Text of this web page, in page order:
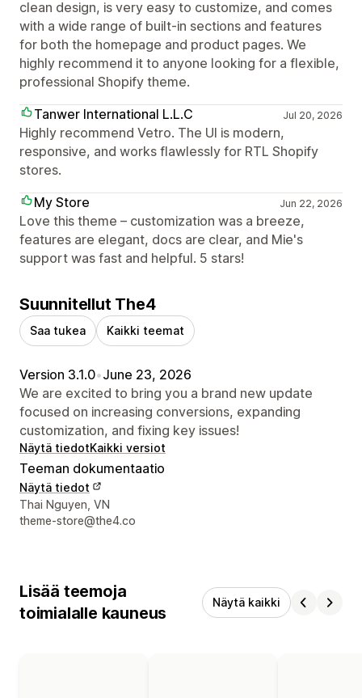
clean design, is very easy to customize, and comes
with a wide range of built-in sections and features
for both the homepage and product pages. We
highly recommend it to anyone looking for a flexible,
professional Shopify theme.
Tanwer International L.L.C
Jul 20, 2026
Highly recommend Vetro. The UI is modern,
responsive, and works flawlessly for RTL Shopify
stores.
My Store
Jun 22, 2026
Love this theme – customization was a breeze,
features are elegant, docs are clear, and Mie's
support was fast and helpful. 5 stars!
Suunnitellut The4
Saa tukea Kaikki teemat
Version 3.1.0•June 23, 2026
We are excited to bring you a brand new update
focused on increasing conversions, expanding
customization, and fixing key issues!
Näytä tiedotKaikki versiot
Teeman dokumentaatio
Näytä tiedot
Suunnittelijan yhteystiedot
Thai Nguyen, VN
theme-store@the4.co
Lisää teemoja
toimialalle kauneus
Näytä kaikki